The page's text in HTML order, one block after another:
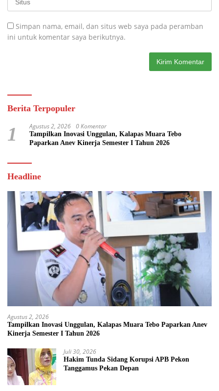
Simpan nama, email, dan situs web saya pada peramban
ini untuk komentar saya berikutnya.
Berita Terpopuler
1 Agustus 2, 2026 0 Komentar
Tampilkan Inovasi Unggulan, Kalapas Muara Tebo
Paparkan Anev Kinerja Semester I Tahun 2026
Headline
Agustus 2, 2026
Tampilkan Inovasi Unggulan, Kalapas Muara Tebo Paparkan Anev
Kinerja Semester I Tahun 2026
Juli 30, 2026
Hakim Tunda Sidang Korupsi APB Pekon
Tanggamus Pekan Depan